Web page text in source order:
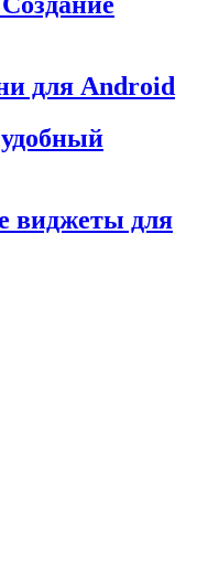
для Android
виджеты для